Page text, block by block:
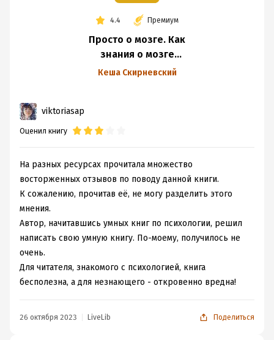
стиль повествования будет меняться, при чем
достаточно резко и это не просто так, автор даже
сделает на этом акцент, поскольку это ярко опишет,
продемонстрирует одну из идей о мышлении.
В-третьих, отмечу для таких же как я, тех, кто лучше,
надежнее и проще воспринимает информацию через
В-четвертых, каждая отдельная часть, не путать с
главой - это достаточно конкретный и нетривиальный
вопрос. А ответы постепенно-постепенно складывают
делась свобода выбора, но и что главное, наверное,
показывают, что с этим делать и как научиться
познакомиться, пойти дальше.
Помимо работы мышления, внимание уделяется и
уловок программирования, но с акцентом на принципы
4.4 Премиум
Просто о мозге. Как
знания о мозге
помогают получить
Кеша Скирневский
viktoriasap
Оценил книгу
На разных ресурсах прочитала множество
восторженных отзывов по поводу данной книги.
К сожалению, прочитав её, не могу разделить этого
мнения.
Автор, начитавшись умных книг по психологии, решил
написать свою умную книгу. По-моему, получилось не
очень.
Для читателя, знакомого с психологией, книга
бесполезна, а для незнающего - откровенно вредна!
26 октября 2023 LiveLib Поделиться